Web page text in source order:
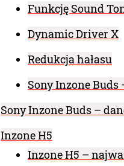
Funkcję Sound
​Dynamic Driver X
​Redukcja hałasu
​​​Sony Inzone Buds
Sony Inzone Buds –
Inzone H5
Inzone H5 –